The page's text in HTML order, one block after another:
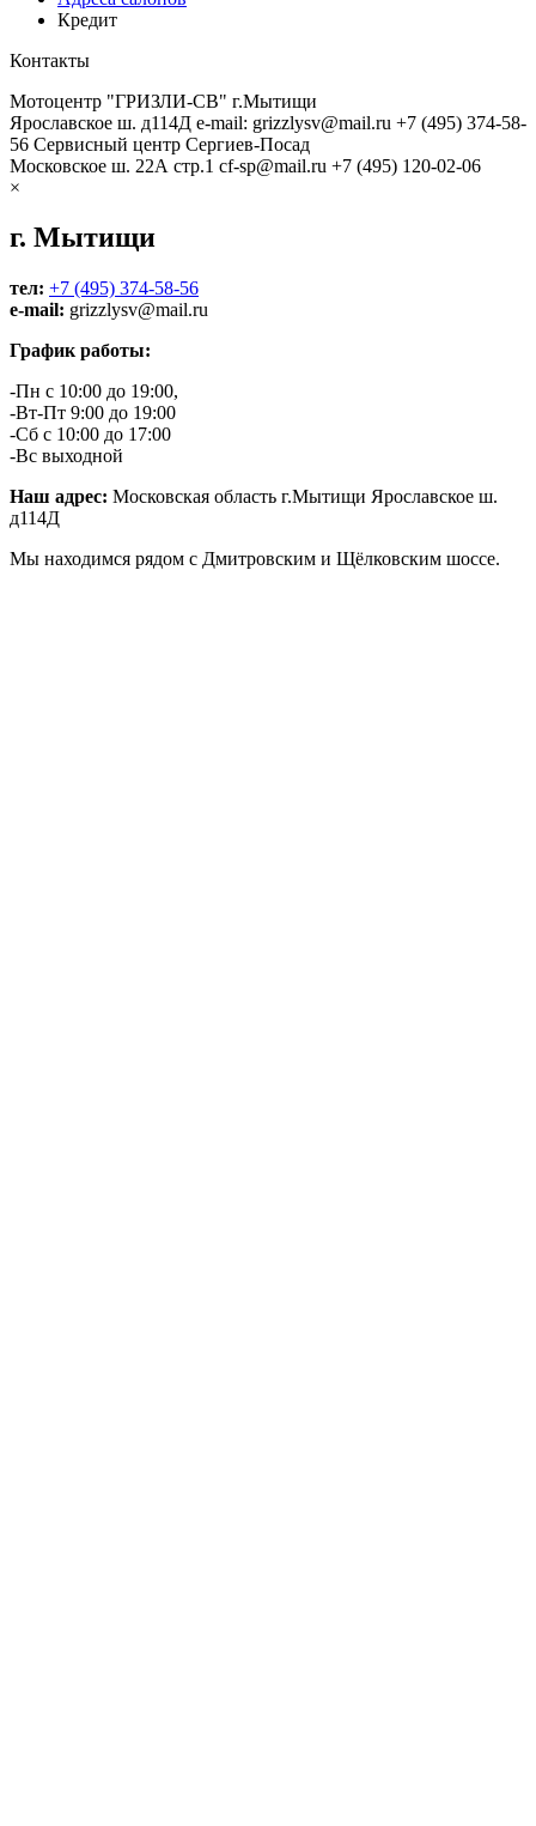
Кредит
Контакты
Мотоцентр "ГРИЗЛИ-СВ" г.Мытищи
Ярославское ш. д114Д e-mail: grizzlysv@mail.ru +7 (495) 374-58-
56 Сервисный центр Сергиев-Посад
Московское ш. 22А стр.1 cf-sp@mail.ru +7 (495) 120-02-06
×
г. Мытищи
тел: +7 (495) 374-58-56
e-mail: grizzlysv@mail.ru
График работы:
-Пн с 10:00 до 19:00,
-Вт-Пт 9:00 до 19:00
-Сб с 10:00 до 17:00
-Вс выходной
Наш адрес: Московская область г.Мытищи Ярославское ш.
д114Д
Мы находимся рядом с Дмитровским и Щёлковским шоссе.